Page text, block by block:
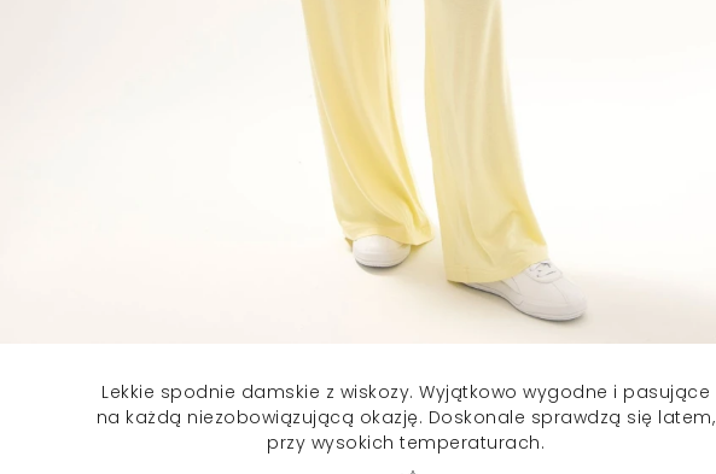
Lekkie spodnie damskie z wiskozy. Wyjątkowo wygodne i pasujące
na każdą niezobowiązującą okazję. Doskonale sprawdzą się latem,
przy wysokich temperaturach.